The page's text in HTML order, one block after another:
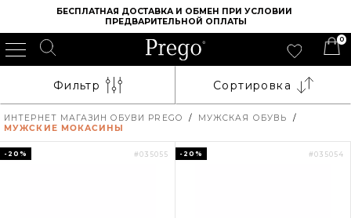
БЕСПЛАТНАЯ ДОСТАВКА И ОБМЕН ПРИ УСЛОВИИ
ПРЕДВАРИТЕЛЬНОЙ ОПЛАТЫ
0
Фильтр Сортировка
ИНТЕРНЕТ МАГАЗИН ОБУВИ PREGO / МУЖСКАЯ ОБУВЬ
/
МУЖСКИЕ МОКАСИНЫ
#035055
-20% #035054
-20%